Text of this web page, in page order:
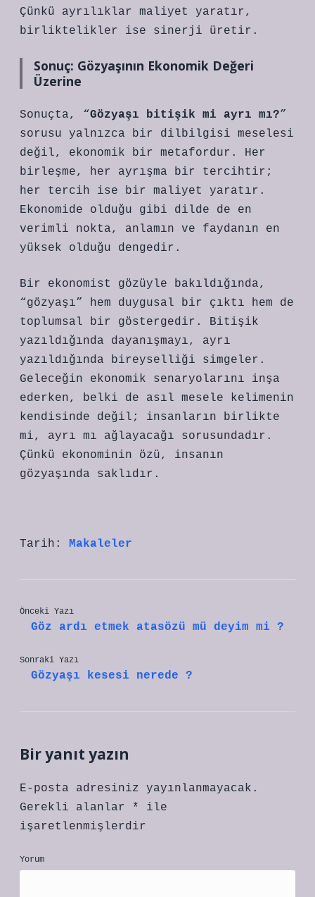
Çünkü ayrılıklar maliyet yaratır,
birliktelikler ise sinerji üretir.
Sonuç: Gözyaşının Ekonomik Değeri
Üzerine
Sonuçta, “Gözyaşı bitişik mi ayrı mı?”
sorusu yalnızca bir dilbilgisi meselesi
değil, ekonomik bir metafordur. Her
birleşme, her ayrışma bir tercihtir;
her tercih ise bir maliyet yaratır.
Ekonomide olduğu gibi dilde de en
verimli nokta, anlamın ve faydanın en
yüksek olduğu dengedir.
Bir ekonomist gözüyle bakıldığında,
“gözyaşı” hem duygusal bir çıktı hem de
toplumsal bir göstergedir. Bitişik
yazıldığında dayanışmayı, ayrı
yazıldığında bireyselliği simgeler.
Geleceğin ekonomik senaryolarını inşa
ederken, belki de asıl mesele kelimenin
kendisinde değil; insanların birlikte
mi, ayrı mı ağlayacağı sorusundadır.
Çünkü ekonominin özü, insanın
gözyaşında saklıdır.
Tarih: Makaleler
Önceki Yazı
Göz ardı etmek atasözü mü deyim mi ?
Sonraki Yazı
Gözyaşı kesesi nerede ?
Bir yanıt yazın
E-posta adresiniz yayınlanmayacak.
Gerekli alanlar
*
ile
işaretlenmişlerdir
Yorum